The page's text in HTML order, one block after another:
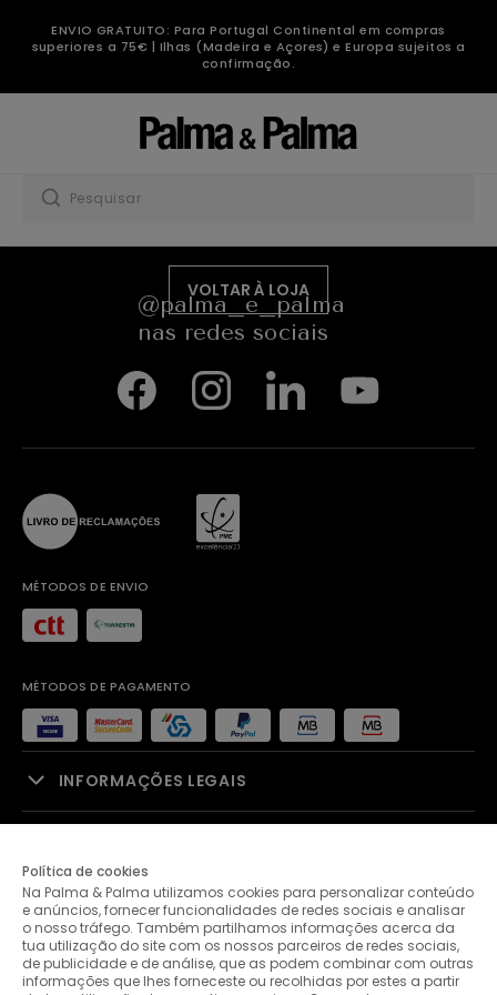
de
Produto
Produto
ENVIO GRATUITO: Para Portugal Continental em compras
superiores a 75€ | Ilhas (Madeira e Açores) e Europa sujeitos a
confirmação.
JÁ NÃO SE ENCONTRA DISPONÍVEL!
VOLTAR À LOJA
@palma_e_palma
nas redes sociais
MÉTODOS DE ENVIO
MÉTODOS DE PAGAMENTO
INFORMAÇÕES LEGAIS
PALMA & PALMA
APOIO AO CLIENTE
Política de cookies
Na Palma & Palma utilizamos cookies para personalizar conteúdo
e anúncios, fornecer funcionalidades de redes sociais e analisar
o nosso tráfego. Também partilhamos informações acerca da
tua utilização do site com os nossos parceiros de redes sociais,
de publicidade e de análise, que as podem combinar com outras
informações que lhes forneceste ou recolhidas por estes a partir